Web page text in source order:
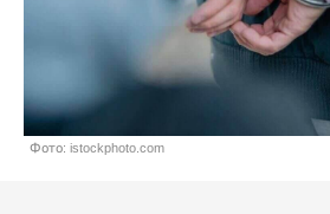
Фото: istockphoto.com